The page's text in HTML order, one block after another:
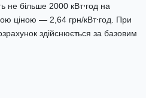
не більше 2000 кВт⋅год на
ціною — 2,64 грн/кВт⋅год. При
здійснюється за базовим